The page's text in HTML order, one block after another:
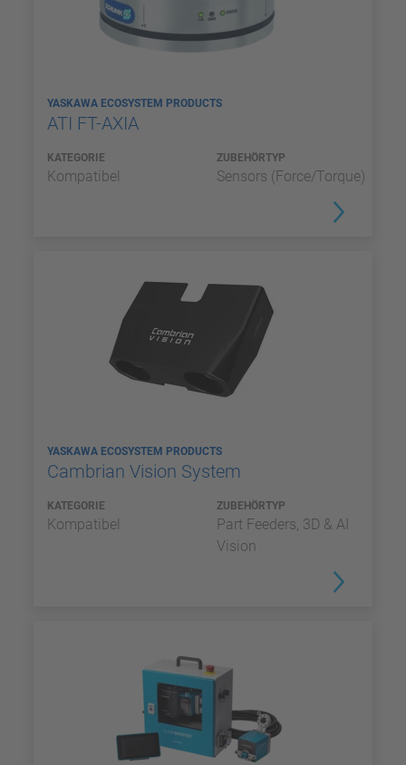
YASKAWA ECOSYSTEM PRODUCTS
ATI FT-AXIA
KATEGORIE
Kompatibel
ZUBEHÖRTYP
Sensors (Force/Torque)
YASKAWA ECOSYSTEM PRODUCTS
Cambrian Vision System
KATEGORIE
Kompatibel
ZUBEHÖRTYP
Part Feeders, 3D & AI
Vision